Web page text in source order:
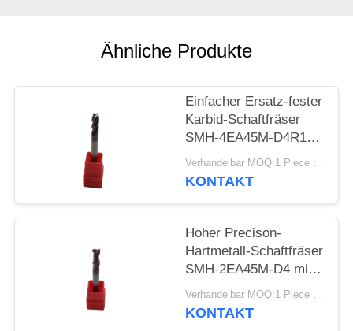
FORDERN
SITEMAP
DATENSCHUTZRICHTLINIE
Ähnliche Produkte
Einfacher Ersatz-fester
Karbid-Schaftfräser
SMH-4EA45M-D4R1
für Form-Stahl
Verhandelbar MOQ:1 Piece / Pieces
KONTAKT
Hoher Precison-
Hartmetall-Schaftfräser
SMH-2EA45M-D4 mit
starker
Verschleißfestigkeit
Verhandelbar MOQ:1 Piece / Pieces
KONTAKT